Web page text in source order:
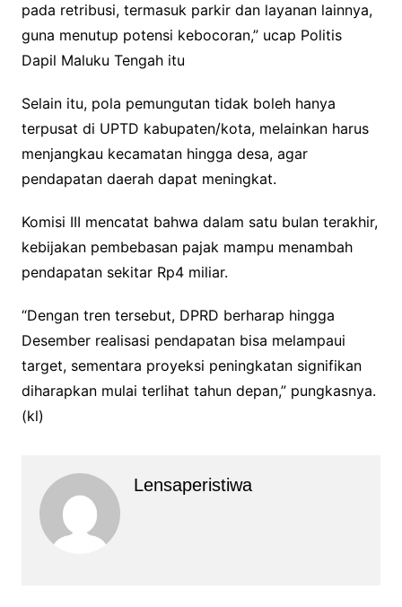
pada retribusi, termasuk parkir dan layanan lainnya,
guna menutup potensi kebocoran,” ucap Politis
Dapil Maluku Tengah itu
Selain itu, pola pemungutan tidak boleh hanya
terpusat di UPTD kabupaten/kota, melainkan harus
menjangkau kecamatan hingga desa, agar
pendapatan daerah dapat meningkat.
Komisi III mencatat bahwa dalam satu bulan terakhir,
kebijakan pembebasan pajak mampu menambah
pendapatan sekitar Rp4 miliar.
“Dengan tren tersebut, DPRD berharap hingga
Desember realisasi pendapatan bisa melampaui
target, sementara proyeksi peningkatan signifikan
diharapkan mulai terlihat tahun depan,” pungkasnya.
(kl)
Lensaperistiwa